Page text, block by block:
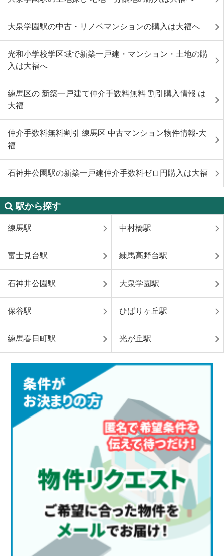
大泉学園駅の中古・リノベマンションの購入は大福へ
光和小学校学区域で新築一戸建・マンション・土地の購
入は大福へ
練馬区の 新築一戸建て仲介手数料無料 割引購入情報 は
大福
仲介手数料無料割引 練馬区 中古マンション物件情報-大
福
石神井公園駅の新築一戸建仲介手数料ゼロ円購入は大福
駅から探す
練馬駅 中村橋駅
富士見台駅 練馬高野台駅
石神井公園駅 大泉学園駅
保谷駅 ひばりヶ丘駅
練馬春日町駅 光が丘駅